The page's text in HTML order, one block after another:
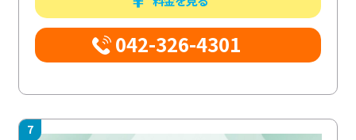
042-326-4301
7